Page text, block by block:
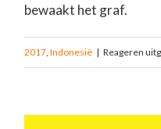
bewaakt het graf.
2017 Indonesië | Reageren